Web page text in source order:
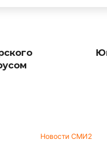
Новости СМИ2